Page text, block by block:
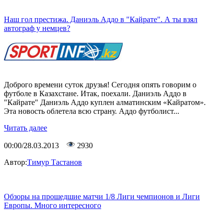
Наш гол престижа. Даниэль Аддо в "Кайрате". А ты взял
автограф у немцев?
Доброго времени суток друзья! Сегодня опять говорим о
футболе в Казахстане. Итак, поехали. Даниэль Аддо в
"Кайрате" Даниэль Аддо куплен алматинским «Кайратом».
Эта новость облетела всю страну. Аддо футболист...
Читать далее
00:00/28.03.2013
2930
Автор:Тимур Тастанов
Обзоры на прошедшие матчи 1/8 Лиги чемпионов и Лиги
Европы. Много интересного